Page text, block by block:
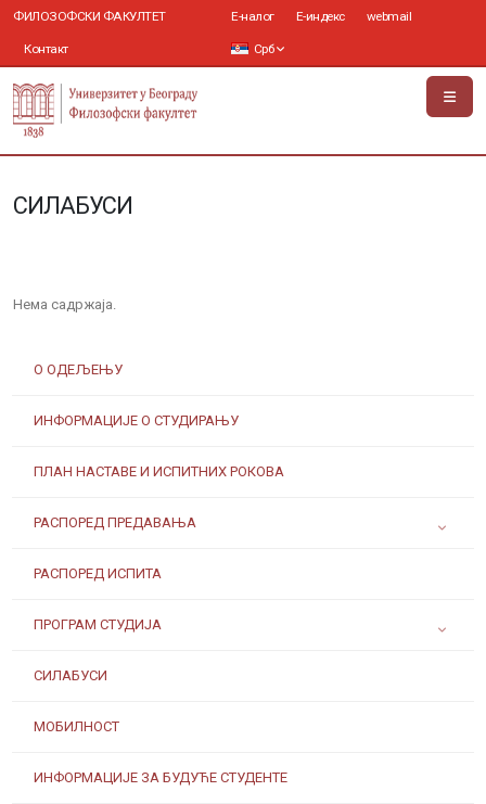
ФИЛОЗОФСКИ ФАКУЛТЕТ
Контакт
Е-налог Е-индекс webmail
Срб
СИЛАБУСИ
О ОДЕЉЕЊУ
ИНФОРМАЦИЈЕ О СТУДИРАЊУ
ПЛАН НАСТАВЕ И ИСПИТНИХ РОКОВА
РАСПОРЕД ПРЕДАВАЊА
РАСПОРЕД ИСПИТА
ПРОГРАМ СТУДИЈА
СИЛАБУСИ
МОБИЛНОСТ
ИНФОРМАЦИЈЕ ЗА БУДУЋЕ СТУДЕНТЕ
Нема садржаја.